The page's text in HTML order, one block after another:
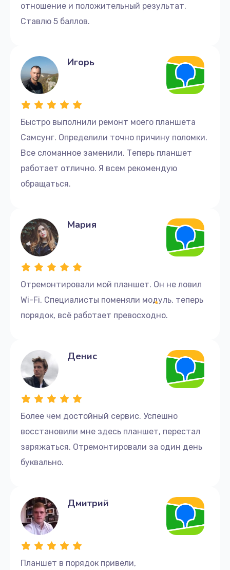
отношение и положительный результат.
Ставлю 5 баллов.
Быстро выполнили ремонт моего планшета
Самсунг. Определили точно причину поломки.
Все сломанное заменили. Теперь планшет
работает отлично. Я всем рекомендую
обращаться.
Игорь
Отремонтировали мой планшет. Он не ловил
Wi-Fi. Специалисты поменяли модуль, теперь
порядок, всё работает превосходно.
Мария
Более чем достойный сервис. Успешно
восстановили мне здесь планшет, перестал
заряжаться. Отремонтировали за один день
буквально.
Денис
Планшет в порядок привели,
Дмитрий